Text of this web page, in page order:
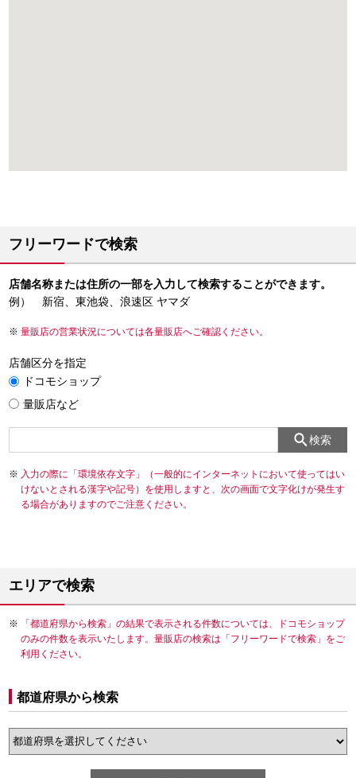
フリーワードで検索
店舗名称または住所の一部を入力して検索することができます。
例） 新宿、東池袋、浪速区 ヤマダ
量販店の営業状況については各量販店へご確認ください。
店舗区分を指定
ドコモショップ
量販店など
検索
入力の際に「環境依存文字」（一般的にインターネットにおいて使ってはい
けないとされる漢字や記号）を使用しますと、次の画面で文字化けが発生す
る場合がありますのでご注意ください。
エリアで検索
「都道府県から検索」の結果で表示される件数については、ドコモショップ
のみの件数を表示いたします。量販店の検索は「フリーワードで検索」をご
利用ください。
都道府県から検索